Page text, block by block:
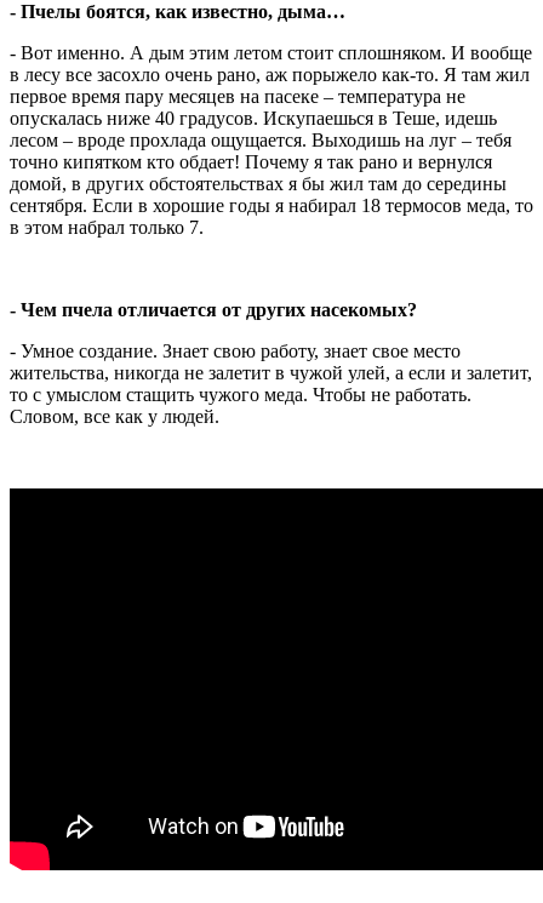
- Пчелы боятся, как известно, дыма…
- Вот именно. А дым этим летом стоит сплошняком. И вообще
в лесу все засохло очень рано, аж порыжело как-то. Я там жил
первое время пару месяцев на пасеке – температура не
опускалась ниже 40 градусов. Искупаешься в Теше, идешь
лесом – вроде прохлада ощущается. Выходишь на луг – тебя
точно кипятком кто обдает! Почему я так рано и вернулся
домой, в других обстоятельствах я бы жил там до середины
сентября. Если в хорошие годы я набирал 18 термосов меда, то
в этом набрал только 7.
- Чем пчела отличается от других насекомых?
- Умное создание. Знает свою работу, знает свое место
жительства, никогда не залетит в чужой улей, а если и залетит,
то с умыслом стащить чужого меда. Чтобы не работать.
Словом, все как у людей.